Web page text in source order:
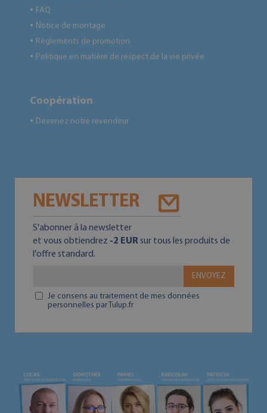
● FAQ
● Notice de montage
● Règlements de promotion
● Politique en matière de respect de la vie privée
Coopération
● Devenez notre revendeur
NEWSLETTER
S'abonner ā la newsletter
et vous obtiendrez -2 EUR sur tous les produits de
l'offre standard.
ENVOYEZ
Je consens au traitement de mes données
personnelles par Tulup.fr